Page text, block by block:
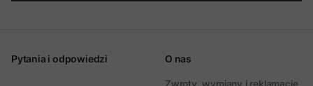
Pytania i odpowiedzi O nas
Zwroty, wymiany i reklamacje